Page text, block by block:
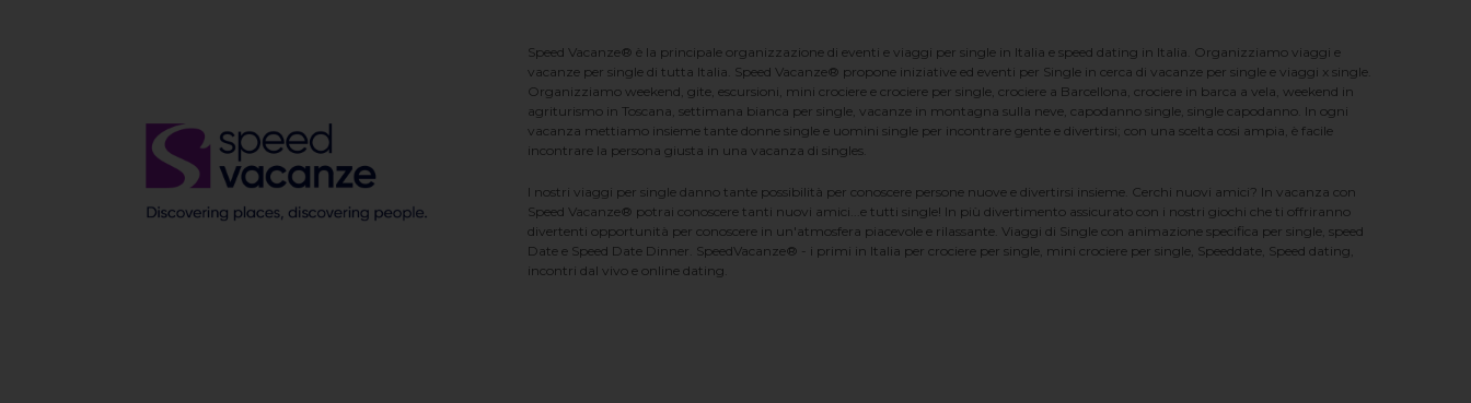
Speed Vacanze® è la principale organizzazione di eventi e viaggi per single in Italia e speed dating in Italia. Organizziamo viaggi e
vacanze per single di tutta Italia. Speed Vacanze® propone iniziative ed eventi per Single in cerca di vacanze per single e viaggi x single.
Organizziamo weekend, gite, escursioni, mini crociere e crociere per single, crociere a Barcellona, crociere in barca a vela, weekend in
agriturismo in Toscana, settimana bianca per single, vacanze in montagna sulla neve, capodanno single, single capodanno. In ogni
vacanza mettiamo insieme tante donne single e uomini single per incontrare gente e divertirsi; con una scelta cosi ampia, è facile
incontrare la persona giusta in una vacanza di singles.
I nostri viaggi per single danno tante possibilità per conoscere persone nuove e divertirsi insieme. Cerchi nuovi amici? In vacanza con
Speed Vacanze® potrai conoscere tanti nuovi amici...e tutti single! In più divertimento assicurato con i nostri giochi che ti offriranno
divertenti opportunità per conoscere in un'atmosfera piacevole e rilassante. Viaggi di Single con animazione specifica per single, speed
Date e Speed Date Dinner. SpeedVacanze® - i primi in Italia per crociere per single, mini crociere per single, Speeddate, Speed dating,
incontri dal vivo e online dating.